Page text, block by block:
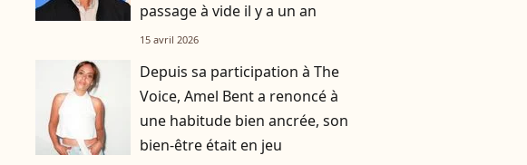
passage à vide il y a un an
15 avril 2026
Depuis sa participation à The
Voice, Amel Bent a renoncé à
une habitude bien ancrée, son
bien-être était en jeu